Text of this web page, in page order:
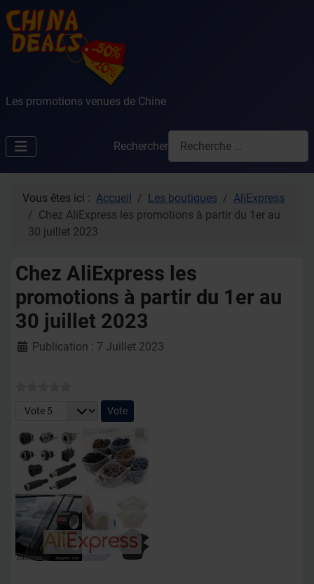
Les promotions venues de Chine
Rechercher
Vous êtes ici : Accueil Les boutiques
AliExpress
Chez AliExpress les promotions à partir du 1er au
30 juillet 2023
Chez AliExpress les
promotions à partir du 1er au
30 juillet 2023
DétailsPublication : 7 Juillet 2023
Veuillez voter